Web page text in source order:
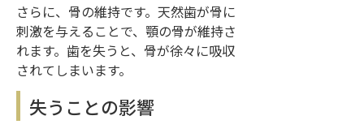
さらに、骨の維持です。天然歯が骨に
刺激を与えることで、顎の骨が維持さ
れます。歯を失うと、骨が徐々に吸収
されてしまいます。
失うことの影響